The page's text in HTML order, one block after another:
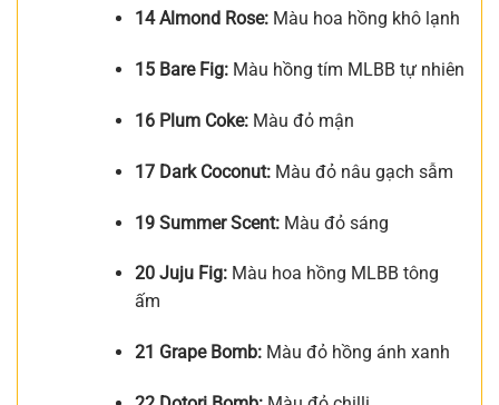
14 Almond Rose:Màu hoa hồng khô lạnh
15 Bare Fig:Màu hồng tím MLBB tự nhiên
16 Plum Coke:Màu đỏ mận
17 Dark Coconut:Màu đỏ nâu gạch sẫm
19 Summer Scent:Màu đỏ sáng
20 Juju Fig:Màu hoa hồng MLBB tông
ấm
21 Grape Bomb:Màu đỏ hồng ánh xanh